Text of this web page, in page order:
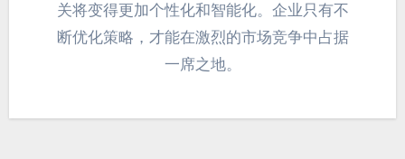
关将变得更加个性化和智能化。 企业只有不
断优化策略 ， 才能在激烈的市场竞争中占据
一席之地。